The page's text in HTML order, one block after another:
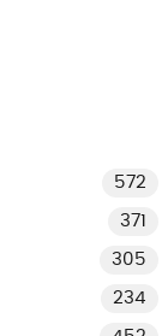
572
371
305
234